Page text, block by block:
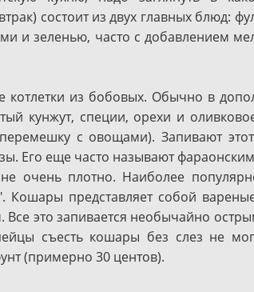
состоит из двух главных блюд:
и зеленью, часто с добавлением
котлетки из бобовых. Обычно в
кунжут, специи, орехи и
с овощами). Запивают
Его еще часто называют
очень плотно. Наиболее
представляет собой
это запивается необычайно
съесть кошары без слез не
(примерно 30 центов).